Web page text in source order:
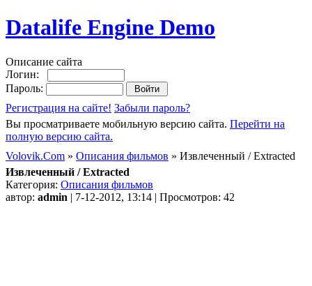
Datalife Engine Demo
Описание сайта
Логин:
Пароль:
Регистрация на сайте! Забыли пароль?
Вы просматриваете мобильную версию сайта. Перейти на
полную версию сайта.
Volovik.Com » Описания фильмов » Извлеченный / Extracted
Извлеченный / Extracted
Категория: Описания фильмов
автор: admin | 7-12-2012, 13:14 | Просмотров: 42